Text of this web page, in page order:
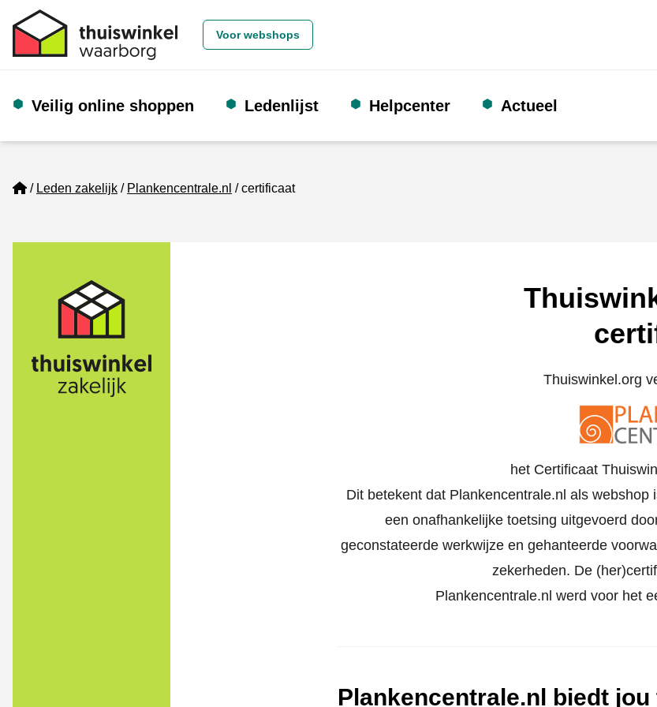
Voor webshops
Veilig online shoppen Ledenlijst Helpcenter Actueel
Home
Leden zakelijk Plankencentrale.nl certificaat
Thuiswinkel.org
het Certificaat
Dit betekent dat Plankencentrale.nl als
een onafhankelijke toetsing uitgevoerd
geconstateerde werkwijze en gehanteerde
zekerheden. De
Plankencentrale.nl werd voor het
Plankencentrale.nl biedt